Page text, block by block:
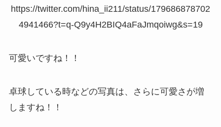
https://twitter.com/hina_ii211/status/179686878702
4941466?t=q-Q9y4H2BIQ4aFaJmqoiwg&s=19
可愛いですね！！
卓球している時などの写真は、さらに可愛さが増
しますね！！